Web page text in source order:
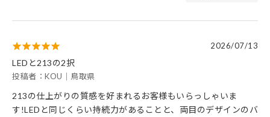
2026/07/13
LEDと213の2択
投稿者：KOU｜鳥取県
213の仕上がりの質感を好まれるお客様もいらっしゃいま
す!LEDと同じくらい持続力があることと、両目のデザインのバ